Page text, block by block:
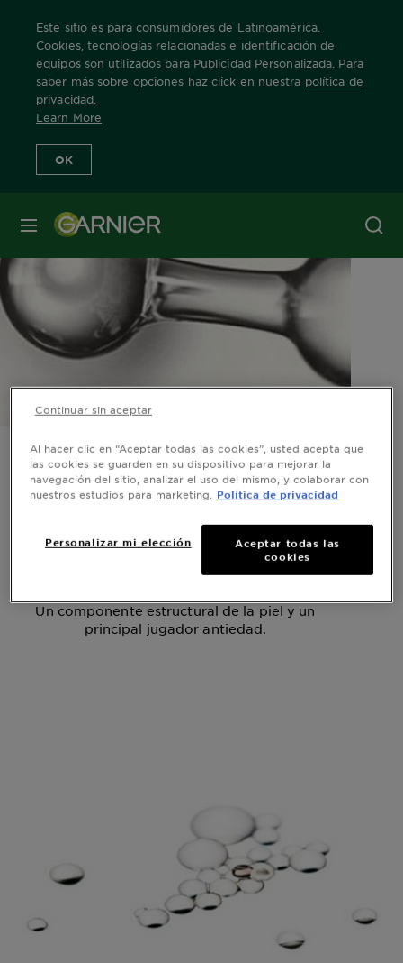
Este sitio es para consumidores de Latinoamérica.
Cookies, tecnologías relacionadas e identificación de
equipos son utilizados para Publicidad Personalizada. Para
saber más sobre opciones haz click en nuestra política de
privacidad
Learn More
OK
MENÚ
Home Ingredientes
Todo lo que
necesitas saber
sobre el ácido
hialurónico
Un componente estructural de la piel y un
principal jugador antiedad.
Al hacer clic en “Aceptar todas las cookies”, usted acepta que
las cookies se guarden en su dispositivo para mejorar la
navegación del sitio, analizar el uso del mismo, y colaborar con
nuestros estudios para marketing.
Política de privacidad
Personalizar mi elección
Aceptar todas las
cookies
Continuar sin aceptar